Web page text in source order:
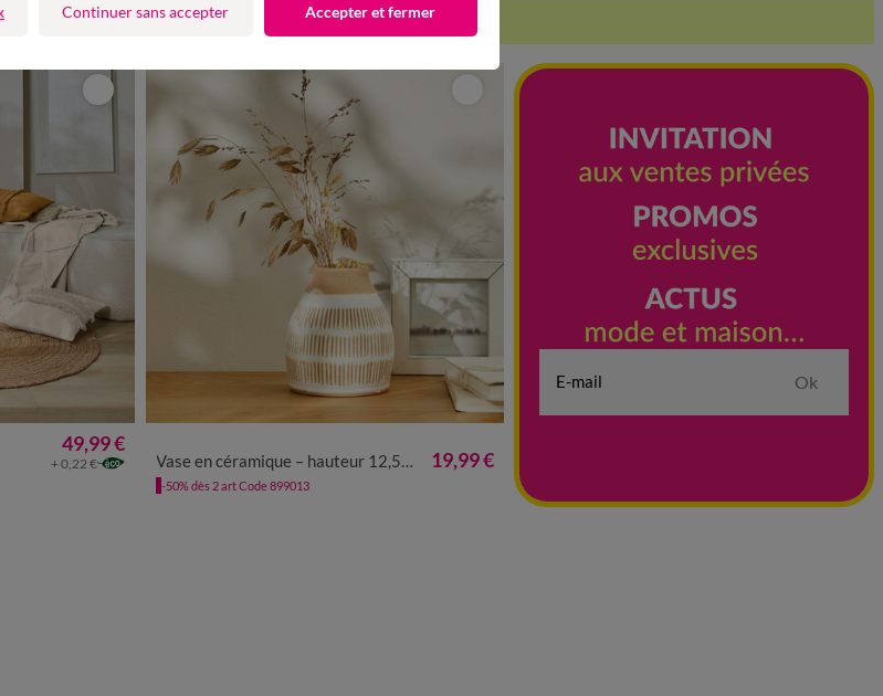
articles Code(1):899013 Appliquer
49,99 €
+ 0,22 € Vase en céramique – hauteur 12,5 cm 19,99 €
-50% dès 2 art Code 899013
Ok
Continuer sans accepter Accepter et fermer